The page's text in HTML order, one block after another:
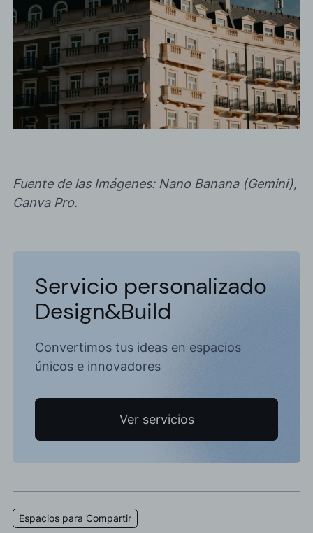
Fuente de las Imágenes: Nano Banana (Gemini),
Canva Pro.
Servicio personalizado
Design&Build
Convertimos tus ideas en espacios
únicos e innovadores
Ver servicios
Espacios para Compartir